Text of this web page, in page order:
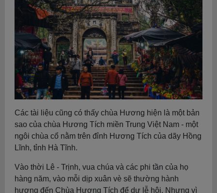
Các tài liệu cũng có thấy chùa Hương hiện là một bản
sao của chùa Hương Tích miền Trung Việt Nam - một
ngôi chùa cổ nằm trên đỉnh Hương Tích của dãy Hồng
Lĩnh, tỉnh Hà Tĩnh.
Vào thời Lê - Trịnh, vua chúa và các phi tần của họ
hàng năm, vào mỗi dịp xuân vè sẽ thường hành
hương đến Chùa Hương Tích để dự lễ hội. Nhưng vì